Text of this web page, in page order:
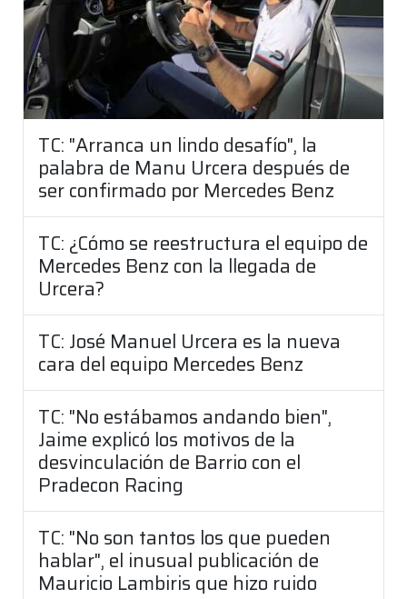
TC: "Arranca un lindo desafío", la
palabra de Manu Urcera después de
ser confirmado por Mercedes Benz
TC: ¿Cómo se reestructura el equipo de
Mercedes Benz con la llegada de
Urcera?
TC: José Manuel Urcera es la nueva
cara del equipo Mercedes Benz
TC: "No estábamos andando bien",
Jaime explicó los motivos de la
desvinculación de Barrio con el
Pradecon Racing
TC: "No son tantos los que pueden
hablar", el inusual publicación de
Mauricio Lambiris que hizo ruido